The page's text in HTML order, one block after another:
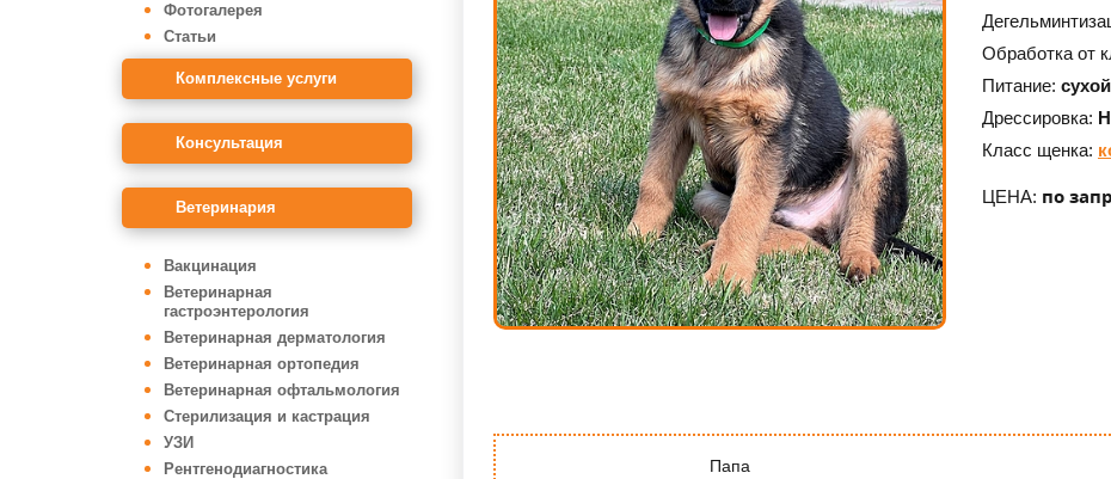
Фотогалерея
Статьи
Комплексные услуги
Консультация
Ветеринария
Вакцинация
Ветеринарная
гастроэнтерология
Ветеринарная дерматология
Ветеринарная ортопедия
Ветеринарная офтальмология
Стерилизация и кастрация
УЗИ
Рентгенодиагностика
Обработка от
Питание:
Дрессировка:
Класс щенка:
ЦЕНА: по
Папа